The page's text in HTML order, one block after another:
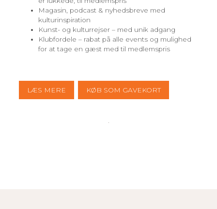
Magasin, podcast & nyhedsbreve med
kulturinspiration
Kunst- og kulturrejser – med unik adgang
Klubfordele – rabat på alle events og mulighed
for at tage en gæst med til medlemspris
LÆS MERE KØB SOM GAVEKORT